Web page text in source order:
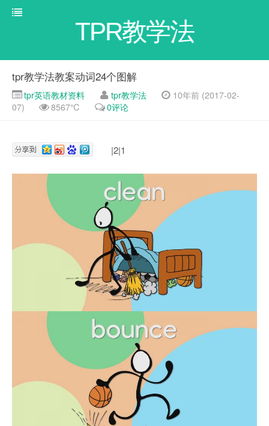
TPR教学法
tpr教学法教案动词24个图解
tpr英语教材资料 tpr教学法
10年前 (2017-02-
07)
8567℃ 0评论
|2|1